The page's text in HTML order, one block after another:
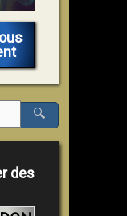
🔍
des